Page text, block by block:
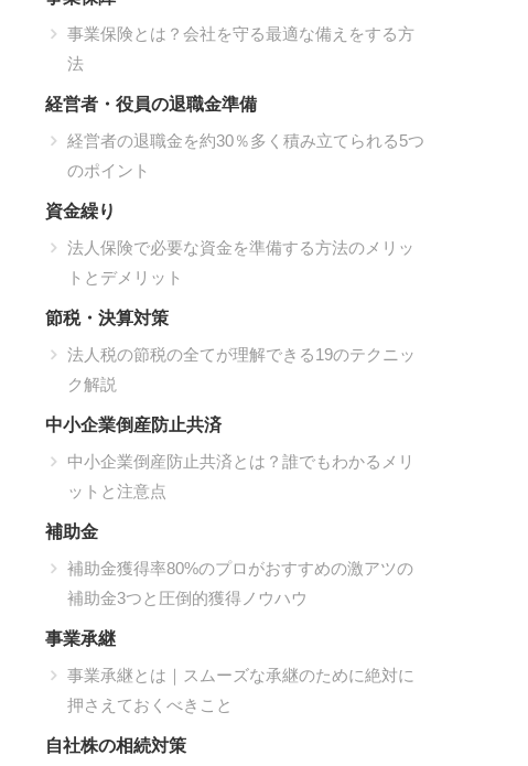
事業保険とは？会社を守る最適な備えをする方
法
経営者・役員の退職金準備
経営者の退職金を約30％多く積み立てられる5つ
のポイント
資金繰り
法人保険で必要な資金を準備する方法のメリッ
トとデメリット
節税・決算対策
法人税の節税の全てが理解できる19のテクニッ
ク解説
中小企業倒産防止共済
中小企業倒産防止共済とは？誰でもわかるメリ
ットと注意点
補助金
補助金獲得率80%のプロがおすすめの激アツの
補助金3つと圧倒的獲得ノウハウ
事業承継
事業承継とは｜スムーズな承継のために絶対に
押さえておくべきこと
自社株の相続対策